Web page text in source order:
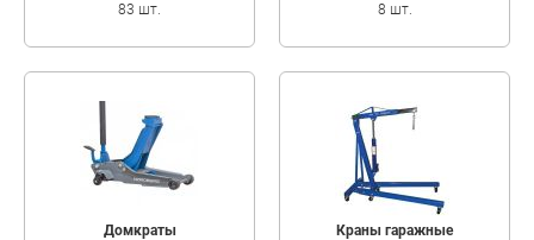
83 шт.
8 шт.
Домкраты
Краны гаражные